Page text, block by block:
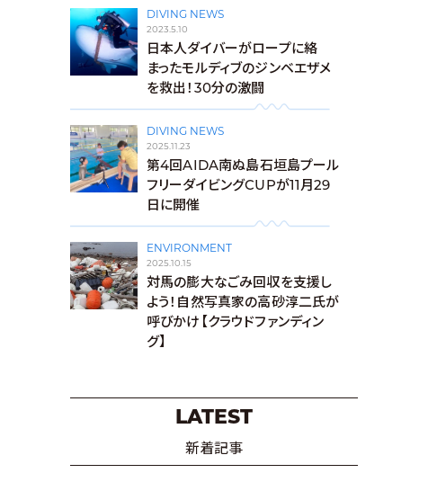
DIVING NEWS
2023.5.10
日本人ダイバーがロープに絡
まったモルディブのジンベエザメ
を救出！30分の激闘
DIVING NEWS
2025.11.23
第4回AIDA南ぬ島石垣島プール
フリーダイビングCUPが11月29
日に開催
ENVIRONMENT
2025.10.15
対馬の膨大なごみ回収を支援し
よう！自然写真家の高砂淳二氏が
呼びかけ【クラウドファンディン
グ】
LATEST
新着記事